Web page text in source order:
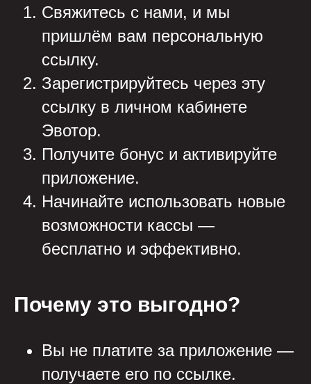
Свяжитесь с нами, и мы
пришлём вам персональную
ссылку.
Зарегистрируйтесь через эту
ссылку в личном кабинете
Эвотор.
Получите бонус и активируйте
приложение.
Начинайте использовать новые
возможности кассы —
бесплатно и эффективно.
Почему это выгодно?
Вы не платите за приложение —
получаете его по ссылке.